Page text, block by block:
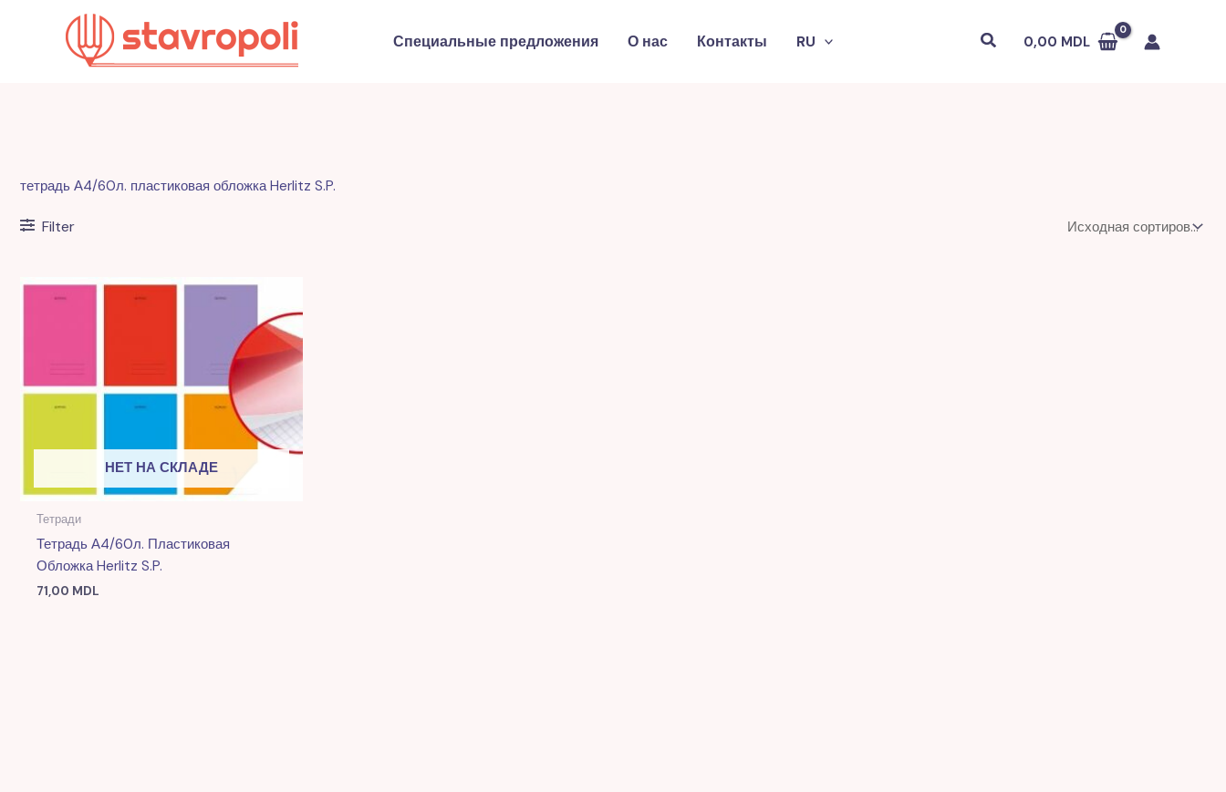
содержимому
Специальные предложения О нас Контакты RU Поиск0,00 MDL
тетрадь А4/60л. пластиковая обложка Herlitz S.P.
Filter
НЕТ НА СКЛАДЕ
Тетради
Тетрадь А4/60л. Пластиковая
Обложка Herlitz S.P.
71,00 MDL